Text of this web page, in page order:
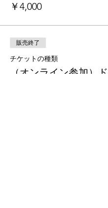
￥4,000
販売終了
チケットの種類
（オンライン参加）